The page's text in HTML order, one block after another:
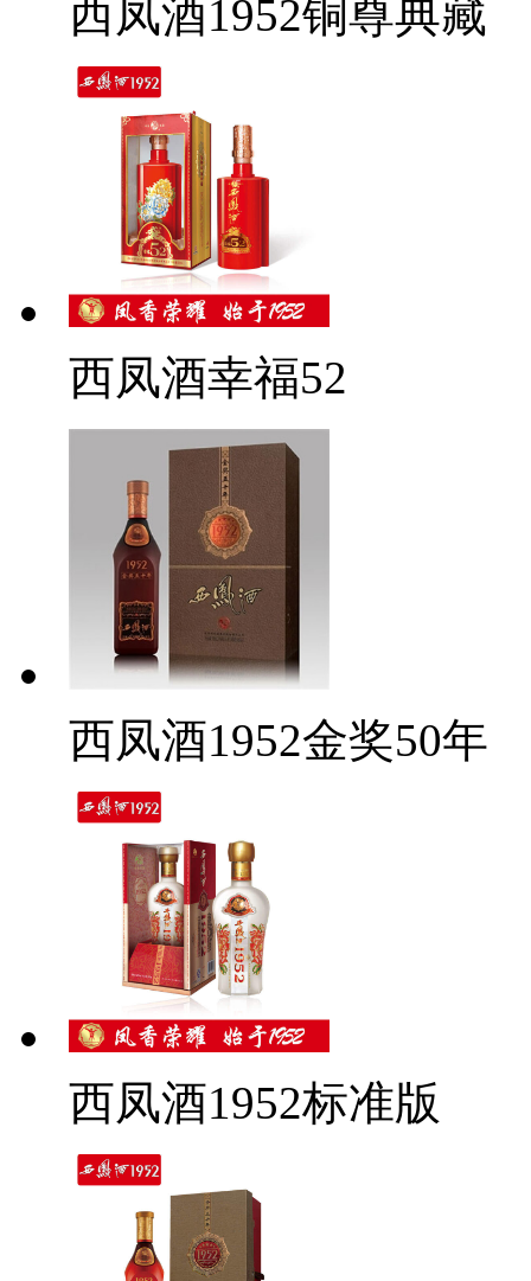
西凤酒1952铜尊典藏
西凤酒幸福52
西凤酒1952金奖50年
西凤酒1952标准版